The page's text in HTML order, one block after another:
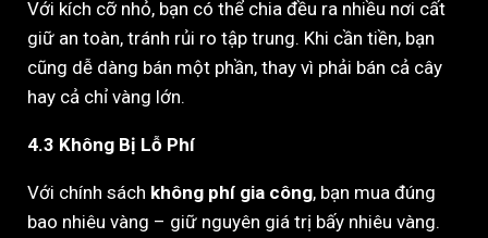
Với kích cỡ nhỏ, bạn có thể chia đều ra nhiều nơi cất
giữ an toàn, tránh rủi ro tập trung. Khi cần tiền, bạn
cũng dễ dàng bán một phần, thay vì phải bán cả cây
hay cả chỉ vàng lớn.
4.3 Không Bị Lỗ Phí
Với chính sách không phí gia công, bạn mua đúng
bao nhiêu vàng – giữ nguyên giá trị bấy nhiêu vàng.